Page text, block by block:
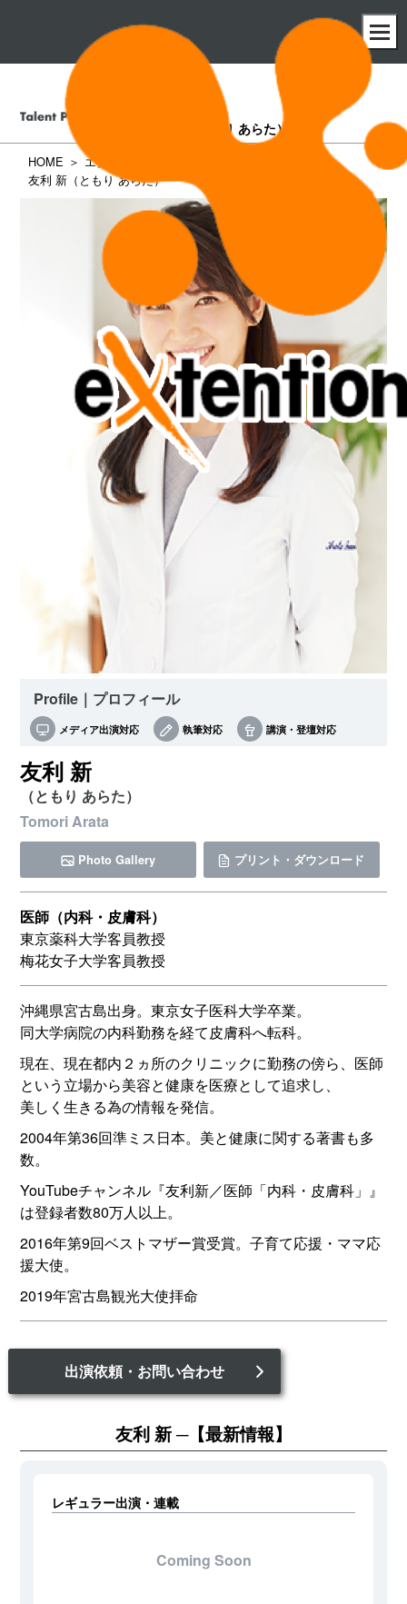
（ともり あらた）
HOME
エクステンション所属タレント一覧
友利 新（ともり あらた）
Profile｜プロフィール
メディア出演対応 執筆対応 講演・登壇対応
友利 新
（ともり あらた）
Tomori Arata
Photo Gallery プリント・ダウンロード
医師（内科・皮膚科）
東京薬科大学客員教授
梅花女子大学客員教授
沖縄県宮古島出身。東京女子医科大学卒業。
同大学病院の内科勤務を経て皮膚科へ転科。
現在、現在都内２ヵ所のクリニックに勤務の傍ら、医師
という立場から美容と健康を医療として追求し、
美しく生きる為の情報を発信。
2004年第36回準ミス日本。美と健康に関する著書も多
数。
YouTubeチャンネル『友利新／医師「内科・皮膚科」』
は登録者数80万人以上。
2016年第9回ベストマザー賞受賞。子育て応援・ママ応
援大使。
2019年宮古島観光大使拝命
出演依頼・お問い合わせ
友利 新 【最新情報】
レギュラー出演・連載
Coming Soon